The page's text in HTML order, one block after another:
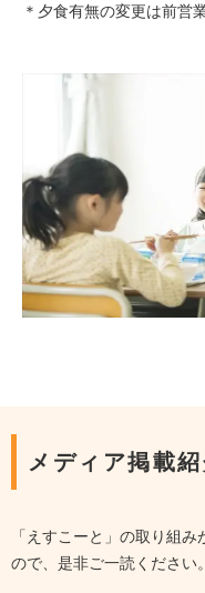
＊夕食有無の変更は前営
メディア掲載
「えすこーと」の取り組
ので、是非ご一読ください。